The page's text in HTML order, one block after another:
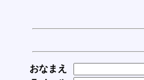
おなまえ